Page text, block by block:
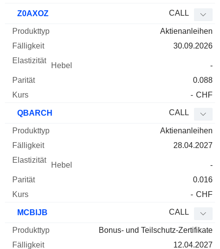
Z0AXOZ CALL
Aktienanleihen
30.09.2026
-
0.088
- CHF
QBARCH CALL
Aktienanleihen
28.04.2027
-
0.016
- CHF
MCBIJB CALL
Bonus- und Teilschutz-Zertifikate
12.04.2027